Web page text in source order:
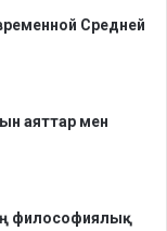
Средней
аяттар мен
философиялық